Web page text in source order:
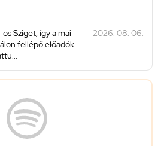
Sziget, így a mai
fellépő előadók
2026. 08. 06.